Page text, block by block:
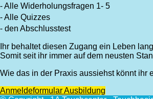
⁃ Alle Widerholungsfragen 1- 5
⁃ Alle Quizzes
⁃ den Abschlusstest
Ihr behaltet diesen Zugang ein Leben
Somit seit ihr immer auf dem neusten
Wie das in der Praxis aussiehst könnt ihr
Anmeldeformular Ausbildung